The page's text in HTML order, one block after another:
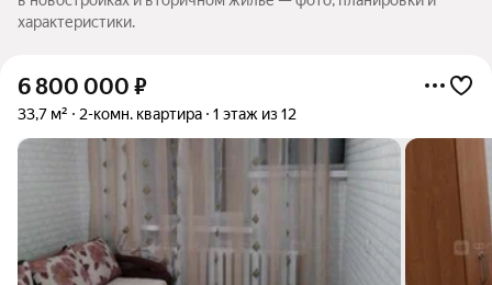
характеристики.
6 800 000 ₽
33,7 м² 2-комн. квартира 1 этаж из 12